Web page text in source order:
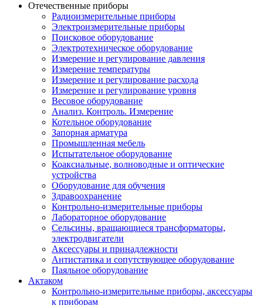
Отечественные приборы
Радиоизмерительные приборы
Электроизмерительные приборы
Поисковое оборудование
Электротехническое оборудование
Измерение и регулирование давления
Измерение температуры
Измерение и регулирование расхода
Измерение и регулирование уровня
Весовое оборудование
Анализ. Контроль. Измерение
Котельное оборудование
Запорная арматура
Промышленная мебель
Испытательное оборудование
Коаксиальные, волноводные и оптические
устройства
Оборудование для обучения
Здравоохранение
Контрольно-измерительные приборы
Лабораторное оборудование
Сельсины, вращающиеся трансформаторы,
электродвигатели
Аксессуары и принадлежности
Антистатика и сопутствующее оборудование
Паяльное оборудование
Актаком
Контрольно-измерительные приборы, аксессуары
к приборам